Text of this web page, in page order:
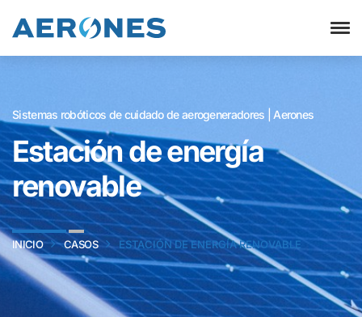
Sistemas robóticos de cuidado de aerogeneradores | Aerones
Estación de energía
renovable
INICIO CASOS ESTACIÓN DE ENERGÍA RENOVABLE